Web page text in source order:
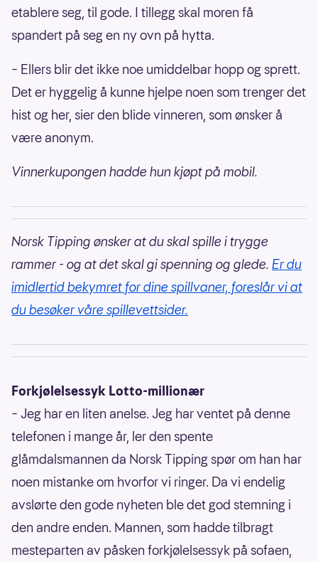
etablere seg, til gode. I tillegg skal moren få
spandert på seg en ny ovn på hytta.
– Ellers blir det ikke noe umiddelbar hopp og sprett.
Det er hyggelig å kunne hjelpe noen som trenger det
hist og her, sier den blide vinneren, som ønsker å
være anonym.
Vinnerkupongen hadde hun kjøpt på mobil.
Norsk Tipping ønsker at du skal spille i trygge
rammer - og at det skal gi spenning og glede. Er du
imidlertid bekymret for dine spillvaner, foreslår vi at
du besøker våre spillevettsider.
Forkjølelsessyk Lotto-millionær
– Jeg har en liten anelse. Jeg har ventet på denne
telefonen i mange år, ler den spente
glåmdalsmannen da Norsk Tipping spør om han har
noen mistanke om hvorfor vi ringer. Da vi endelig
avslørte den gode nyheten ble det god stemning i
den andre enden. Mannen, som hadde tilbragt
mesteparten av påsken forkjølelsessyk på sofaen,